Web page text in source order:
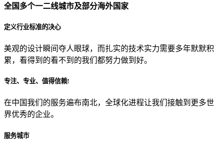
贵公司的团队规模是？
目前主要的营销渠道是？
全国多个一二线城市及部分海外国家
定义行业标准的决心
美观的设计瞬间夺人眼球，而扎实的技术实力需要多年默默积
累，看得到的看不到的我们都努力做到好。
专注、专业、值得信赖!
在中国我们的服务遍布南北，全球化进程让我们接触到更多世
界优秀的企业。
服务城市